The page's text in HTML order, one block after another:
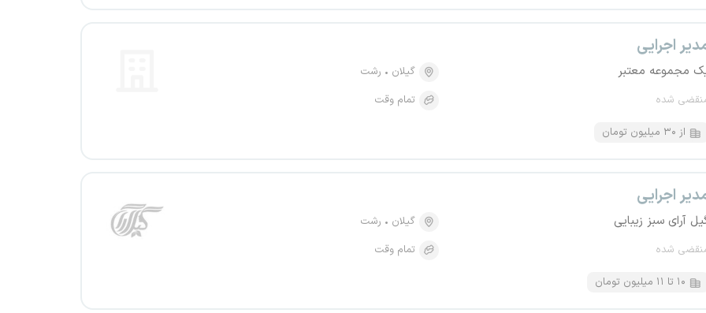
اجرایی
مجموعه معتبر
شده
گیلان
رشت
تمام وقت
از ۳۰ میلیون تومان
اجرایی
آرای سبز زیبایی
شده
گیلان
رشت
تمام وقت
۱۰ تا ۱۱ میلیون تومان